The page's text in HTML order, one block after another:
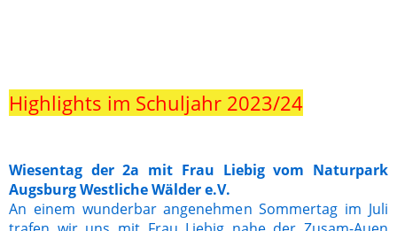
Highlights im Schuljahr 2023/24
Wiesentag der 2a mit Frau Liebig vom Naturpark
Augsburg Westliche Wälder e.V.
An einem wunderbar angenehmen Sommertag im Juli